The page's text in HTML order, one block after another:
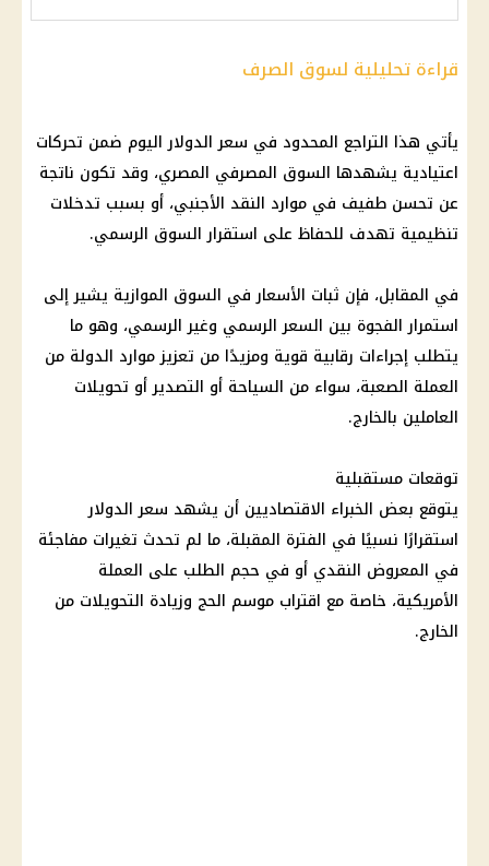
قراءة تحليلية لسوق الصرف
يأتي هذا التراجع المحدود في سعر الدولار اليوم ضمن تحركات
اعتيادية يشهدها السوق المصرفي المصري، وقد تكون ناتجة
عن تحسن طفيف في موارد النقد الأجنبي، أو بسبب تدخلات
تنظيمية تهدف للحفاظ على استقرار السوق الرسمي.
في المقابل، فإن ثبات الأسعار في السوق الموازية يشير إلى
استمرار الفجوة بين السعر الرسمي وغير الرسمي، وهو ما
يتطلب إجراءات رقابية قوية ومزيدًا من تعزيز موارد الدولة من
العملة الصعبة، سواء من السياحة أو التصدير أو تحويلات
العاملين بالخارج.
توقعات مستقبلية
يتوقع بعض الخبراء الاقتصاديين أن يشهد سعر الدولار
استقرارًا نسبيًا في الفترة المقبلة، ما لم تحدث تغيرات مفاجئة
في المعروض النقدي أو في حجم الطلب على العملة
الأمريكية، خاصة مع اقتراب موسم الحج وزيادة التحويلات من
الخارج.